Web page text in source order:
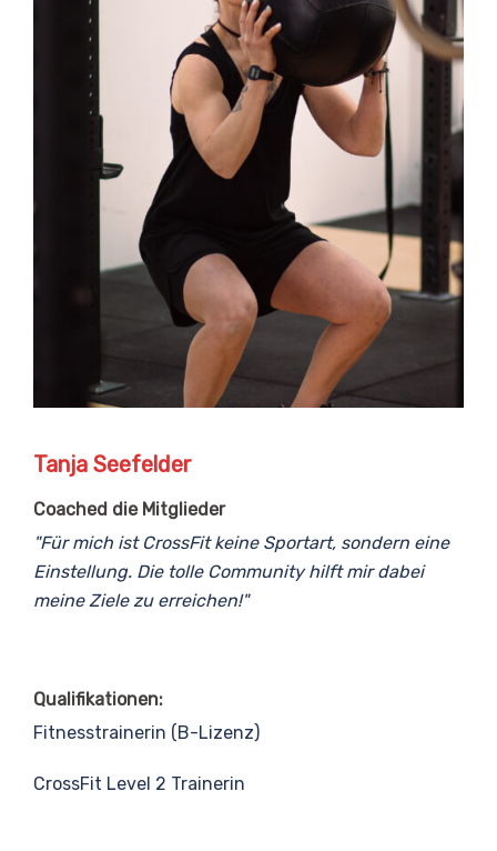
Tanja Seefelder
Coached die Mitglieder
"Für mich ist CrossFit keine Sportart, sondern eine
Einstellung. Die tolle Community hilft mir dabei
meine Ziele zu erreichen!"
Qualifikationen:
Fitnesstrainerin (B-Lizenz)
CrossFit Level 2 Trainerin